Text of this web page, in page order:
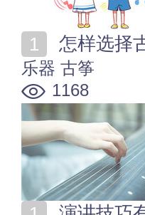
怎样选择
乐器 古筝
1168